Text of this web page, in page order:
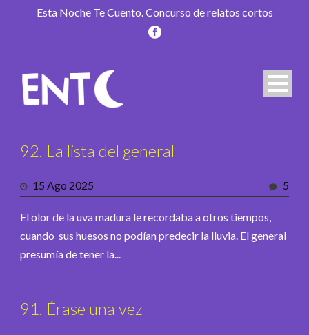
Esta Noche Te Cuento. Concurso de relatos cortos
92. La lista del general
15 Ago 2025 5
El olor de la uva madura le recordaba a otros tiempos,
cuando sus huesos no podían predecir la lluvia. El general
presumía de tener la...
91. Érase una vez